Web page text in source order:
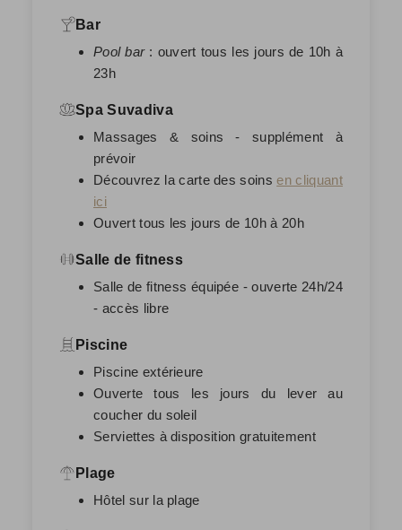
Bar
Pool bar: ouvert tous les jours de 10h à
23h
Spa Suvadiva
Massages & soins - supplément à
prévoir
Découvrez la carte des soins en cliquant
ici
Ouvert tous les jours de 10h à 20h
Salle de fitness
Salle de fitness équipée - ouverte 24h/24
- accès libre
Piscine
Piscine extérieure
Ouverte tous les jours du lever au
coucher du soleil
Serviettes à disposition gratuitement
Plage
Hôtel sur la plage